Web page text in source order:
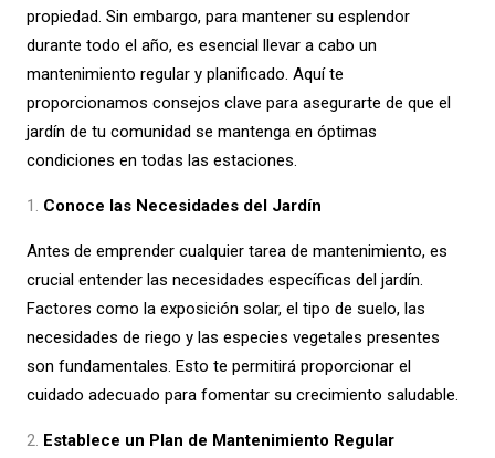
propiedad. Sin embargo, para mantener su esplendor
durante todo el año, es esencial llevar a cabo un
mantenimiento regular y planificado. Aquí te
proporcionamos consejos clave para asegurarte de que el
jardín de tu comunidad se mantenga en óptimas
condiciones en todas las estaciones.
Conoce las Necesidades del Jardín
Antes de emprender cualquier tarea de mantenimiento, es
crucial entender las necesidades específicas del jardín.
Factores como la exposición solar, el tipo de suelo, las
necesidades de riego y las especies vegetales presentes
son fundamentales. Esto te permitirá proporcionar el
cuidado adecuado para fomentar su crecimiento saludable.
Establece un Plan de Mantenimiento Regular